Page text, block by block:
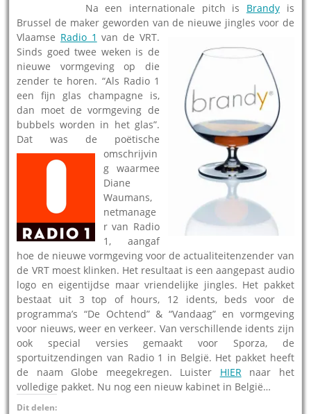
Na een internationale pitch is Brandyis
Brussel de maker geworden van de nieuwe jingles voor de
Vlaamse Radio 1 van de VRT.
Sinds goed twee weken is de
nieuwe vormgeving op die
zender te horen. “Als Radio 1
een fijn glas champagne is,
dan moet de vormgeving de
bubbels worden in het glas”.
Dat was de poëtische
omschrijvin
g waarmee
Diane
Waumans,
netmanage
r van Radio
1, aangaf
hoe de nieuwe vormgeving voor de actualiteitenzender van
de VRT moest klinken. Het resultaat is een aangepast audio
logo en eigentijdse maar vriendelijke jingles. Het pakket
bestaat uit 3 top of hours, 12 idents, beds voor de
programma’s “De Ochtend” & “Vandaag” en vormgeving
voor nieuws, weer en verkeer. Van verschillende idents zijn
ook special versies gemaakt voor Sporza, de
sportuitzendingen van Radio 1 in België. Het pakket heeft
de naam Globe meegekregen. Luister HIERnaar het
volledige pakket. Nu nog een nieuw kabinet in België…
Dit delen: